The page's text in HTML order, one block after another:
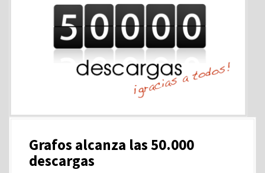
Grafos alcanza las 50.000
descargas